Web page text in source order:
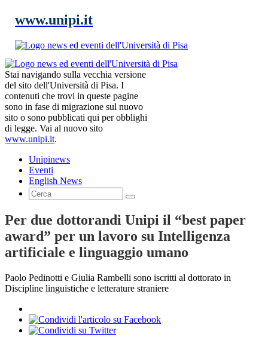
www.unipi.it
Stai navigando sulla vecchia versione
del sito dell'Università di Pisa. I
contenuti che trovi in queste pagine
sono in fase di migrazione sul nuovo
sito o sono pubblicati qui per obblighi
di legge. Vai al nuovo sito
www.unipi.it.
Unipinews
Eventi
English News
Per due dottorandi Unipi il “best paper
award” per un lavoro su Intelligenza
artificiale e linguaggio umano
Paolo Pedinotti e Giulia Rambelli sono iscritti al dottorato in
Discipline linguistiche e letterature straniere